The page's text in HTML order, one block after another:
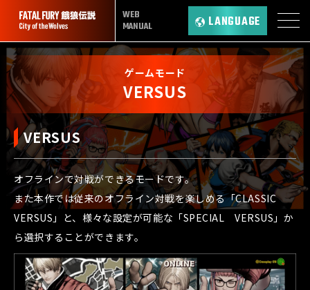
WEB
MANUAL
LANGUAGE
ゲームモード
VERSUS
VERSUS
オフラインで対戦ができるモードです。
また本作では従来のオフライン対戦を楽しめる「CLASSIC
VERSUS」と、様々な設定が可能な「SPECIAL VERSUS」か
ら選択することができます。